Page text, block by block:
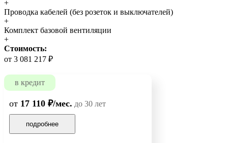
+
Проводка кабелей (без розеток и выключателей)
+
Комплект базовой вентиляции
+
Стоимость:
от 3 081 217 ₽
в кредит
от 17 110 ₽/мес. до 30 лет
подробнее